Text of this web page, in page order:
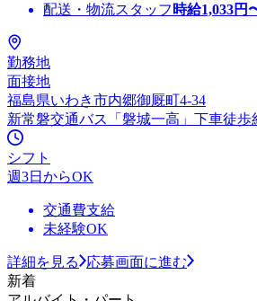
配送・物流スタッフ 時給1,033円
勤務地
面接地
福島県いわき市内郷御厩町4-34
新常磐交通バス「磐城一高」下車徒歩
シフト
週3日からOK
交通費支給
未経験OK
詳細を見る
応募画面に進む
新着